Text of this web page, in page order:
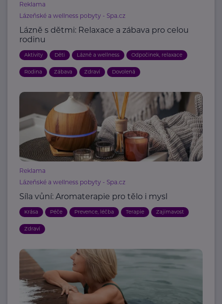
Reklama
Lázeňské a wellness pobyty - Spa.cz
Lázně s dětmi: Relaxace a zábava pro celou
rodinu
Aktivity Děti Lázně a wellness Odpočinek, relaxace
Rodina Zábava Zdraví Dovolená
Reklama
Lázeňské a wellness pobyty - Spa.cz
Síla vůní: Aromaterapie pro tělo i mysl
Krása Péče Prevence, léčba Terapie Zajímavost
Zdraví